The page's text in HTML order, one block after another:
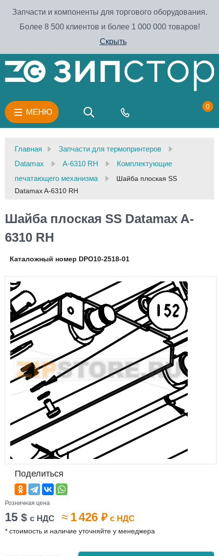
Запчасти и компоненты для торгового оборудования.
Более 8 500 клиентов и более 1 000 000 товаров!
Скрыть
МЕНЮ
0
Главная
Запчасти для термопринтеров
Datamax
A-6310 RH
Комплектующие
печатающего механизма
Шайба плоская SS
Datamax A-6310 RH
Шайба плоская SS Datamax A-
6310 RH
Каталожный номер DPO10-2518-01
Поделиться
Розничная цена
15 $ с НДС ≈ 1 426 ₽ с НДС
* стоимость и наличие уточняйте у менеджера